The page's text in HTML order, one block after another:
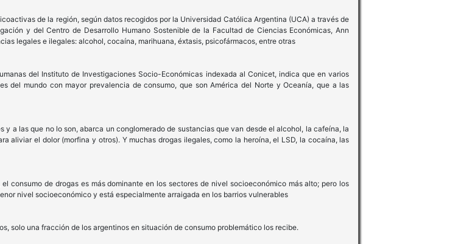
de la región, según datos recogidos por la Universidad Católica Argentina (UCA) a través de
y del Centro de Desarrollo Humano Sostenible de la Facultad de Ciencias Económicas, Ann
legales e ilegales: alcohol, cocaína, marihuana, éxtasis, psicofármacos, entre otras
del Instituto de Investigaciones Socio-Económicas indexada al Conicet, indica que en varios
del mundo con mayor prevalencia de consumo, que son América del Norte y Oceanía, que a las
a las que no lo son, abarca un conglomerado de sustancias que van desde el alcohol, la cafeína, la
aliviar el dolor (morfina y otros). Y muchas drogas ilegales, como la heroína, el LSD, la cocaína, las
consumo de drogas es más dominante en los sectores de nivel socioeconómico más alto; pero los
nivel socioeconómico y está especialmente arraigada en los barrios vulnerables
solo una fracción de los argentinos en situación de consumo problemático los recibe.